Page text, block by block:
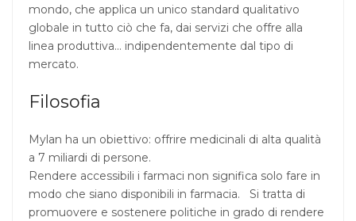
mondo, che applica un unico standard qualitativo
globale in tutto ciò che fa, dai servizi che offre alla
linea produttiva... indipendentemente dal tipo di
mercato.
Filosofia
Mylan ha un obiettivo: offrire medicinali di alta qualità
a 7 miliardi di persone.
Rendere accessibili i farmaci non significa solo fare in
modo che siano disponibili in farmacia. Si tratta di
promuovere e sostenere politiche in grado di rendere